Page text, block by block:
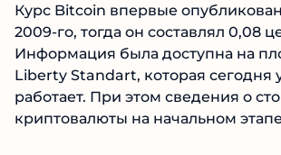
Курс Bitcoin впервые
2009-го, тогда он составлял 0,08
Информация была доступна на
Liberty Standart, которая сегодня
работает. При этом сведения о
криптовалюты на начальном